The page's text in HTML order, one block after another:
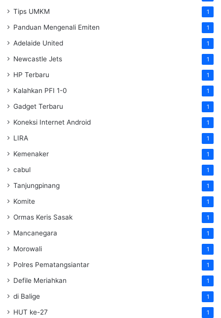
Tips UMKM 1
Panduan Mengenali Emiten 1
Adelaide United 1
Newcastle Jets 1
HP Terbaru 1
Kalahkan PFI 1-0 1
Gadget Terbaru 1
Koneksi Internet Android 1
LIRA 1
Kemenaker 1
cabul 1
Tanjungpinang 1
Komite 1
Ormas Keris Sasak 1
Mancanegara 1
Morowali 1
Polres Pematangsiantar 1
Defile Meriahkan 1
di Balige 1
HUT ke-27 1